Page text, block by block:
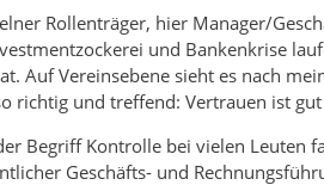
Rollenträger, hier Manager/
und Bankenkrise
Auf Vereinsebene sieht es nach
richtig und treffend: Vertrauen ist
Begriff Kontrolle bei vielen Leuten
Geschäfts- und